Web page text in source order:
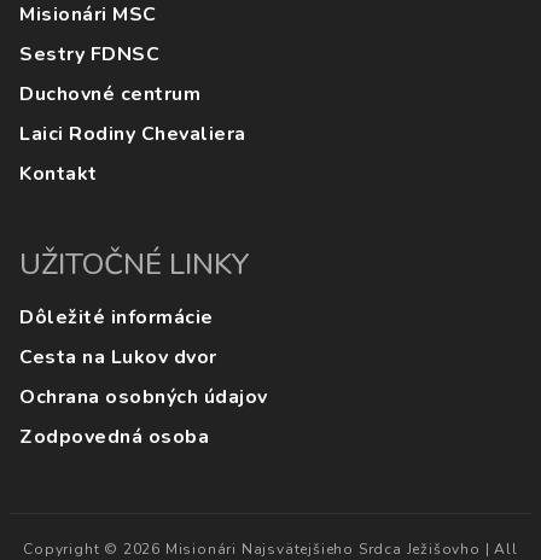
Misionári MSC
Sestry FDNSC
Duchovné centrum
Laici Rodiny Chevaliera
Kontakt
UŽITOČNÉ LINKY
Dôležité informácie
Cesta na Lukov dvor
Ochrana osobných údajov
Zodpovedná osoba
Copyright © 2026 Misionári Najsvätejšieho Srdca Ježišovho | All